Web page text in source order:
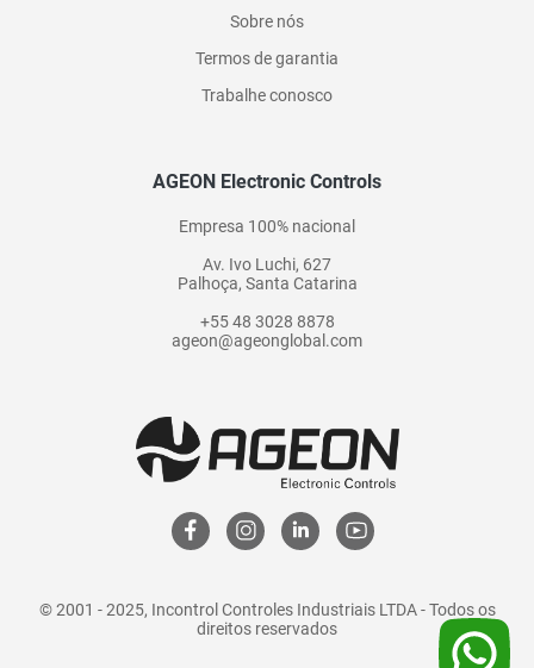
Sobre nós
Termos de garantia
Trabalhe conosco
AGEON Electronic Controls
Empresa 100% nacional
Av. Ivo Luchi, 627
Palhoça, Santa Catarina
+55 48 3028 8878
ageon@ageonglobal.com
© 2001 - 2025, Incontrol Controles Industriais LTDA - Todos os
direitos reservados